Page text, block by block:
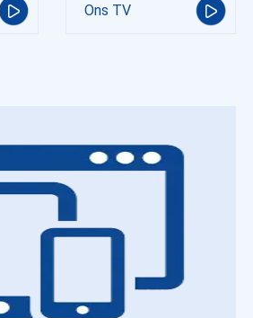
Ons TV